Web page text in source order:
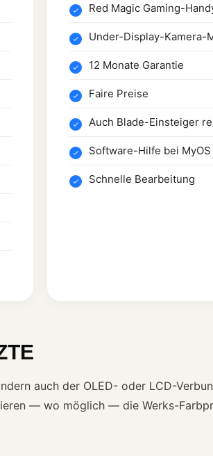
Red Magic Gaming-
Under-Display-Kamera-
12 Monate Garantie
Faire Preise
Auch Blade-Einsteiger
Software-Hilfe bei MyOS
Schnelle Bearbeitung
auch der OLED- oder LCD-
— wo möglich — die Werks-